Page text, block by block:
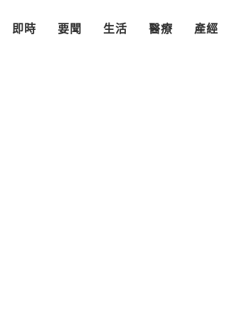
即時 要聞 生活 醫療 產經